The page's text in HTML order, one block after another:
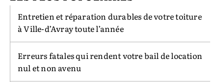
Entretien et réparation durables de votre toiture
à Ville-d’Avray toute l’année
Erreurs fatales qui rendent votre bail de location
nul et non avenu